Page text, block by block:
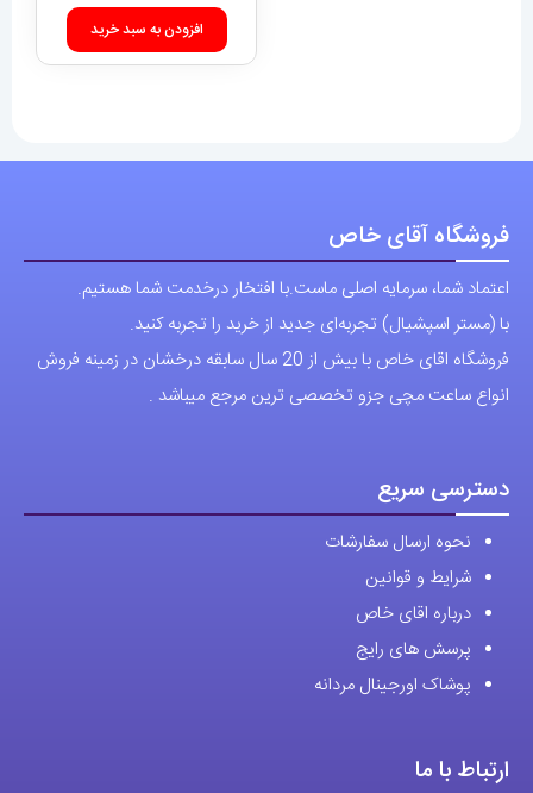
افزودن به سبد خرید
فروشگاه آقای خاص
اعتماد شما، سرمایه اصلی ماست.با افتخار درخدمت شما هستیم.
با (مستر اسپشیال) تجربه‌ای جدید از خرید را تجربه کنید.
فروشگاه اقای خاص با بیش از 20 سال سابقه درخشان در زمینه فروش
انواع ساعت مچی جزو تخصصی ترین مرجع میباشد .
دسترسی سریع
نحوه ارسال سفارشات
شرایط و قوانین
درباره اقای خاص
پرسش های رایج
پوشاک اورجینال مردانه
ارتباط با ما